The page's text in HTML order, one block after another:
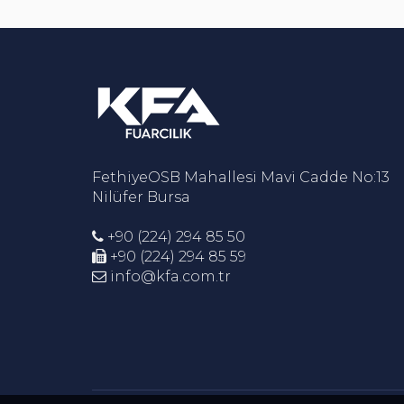
FethiyeOSB Mahallesi Mavi Cadde No:13
Nilüfer Bursa
+90 (224) 294 85 50
+90 (224) 294 85 59
info@kfa.com.tr